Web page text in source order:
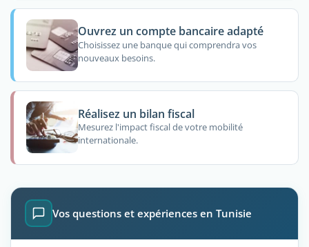
Ouvrez un compte bancaire adapté
Choisissez une banque qui comprendra vos
nouveaux besoins.
Réalisez un bilan fiscal
Mesurez l'impact fiscal de votre mobilité
internationale.
Vos questions et expériences en Tunisie